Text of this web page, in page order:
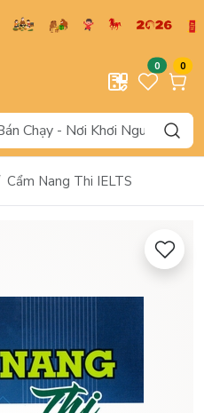
0 0
Cẩm Nang Thi IELTS